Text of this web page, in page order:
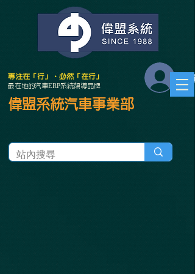
偉盟系統汽車事業部
專注在「行」．必然「在行」
最在地的汽車ERP系統領導品牌
會